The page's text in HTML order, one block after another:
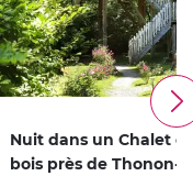
Nuit dans un Chalet
bois près de Thonon-